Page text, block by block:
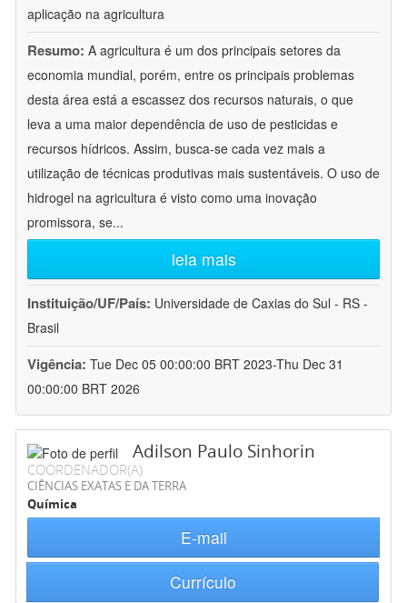
aplicação na agricultura
Resumo: A agricultura é um dos principais setores da
economia mundial, porém, entre os principais problemas
desta área está a escassez dos recursos naturais, o que
leva a uma maior dependência de uso de pesticidas e
recursos hídricos. Assim, busca-se cada vez mais a
utilização de técnicas produtivas mais sustentáveis. O uso de
hidrogel na agricultura é visto como uma inovação
promissora, se...
leia mais
Instituição/UF/País: Universidade de Caxias do Sul - RS -
Brasil
Vigência: Tue Dec 05 00:00:00 BRT 2023-Thu Dec 31
00:00:00 BRT 2026
Adilson Paulo Sinhorin
COORDENADOR(A)
CIÊNCIAS EXATAS E DA TERRA
Química
E-mail
Currículo